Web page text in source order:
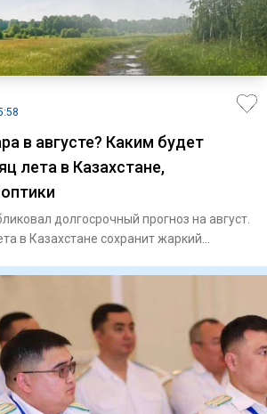
в августе? Каким будет
лета в Казахстане,
долгосрочный прогноз на август.
в Казахстане сохранит жаркий